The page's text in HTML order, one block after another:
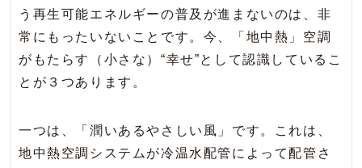
う再生可能エネルギーの普及が進まないのは、非
常にもったいないことです。今、「地中熱」空調
がもたらす（小さな）“幸せ”として認識しているこ
とが３つあります。
一つは、「潤いあるやさしい風」です。これは、
地中熱空調システムが冷温水配管によって配管さ